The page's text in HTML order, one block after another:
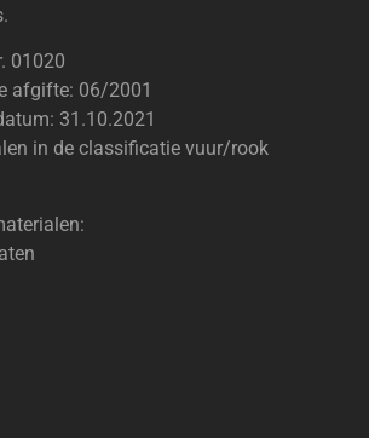
01020
afgifte: 06/2001
31.10.2021
in de classificatie vuur/rook